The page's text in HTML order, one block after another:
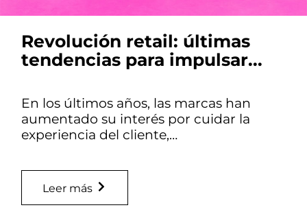
Revolución retail: últimas
tendencias para impulsar...
En los últimos años, las marcas han
aumentado su interés por cuidar la
experiencia del cliente,…
Leer más